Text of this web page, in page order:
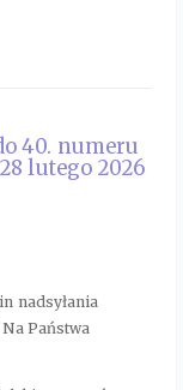
40. numeru
lutego 2026
nadsyłania
Państwa